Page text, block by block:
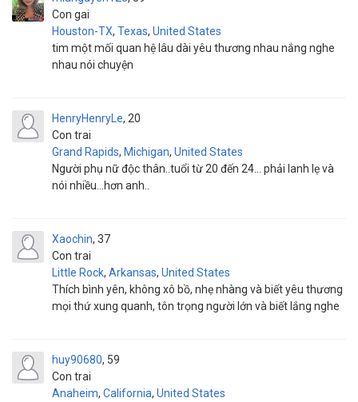
Con gai
Houston-TX, Texas, United States
tim một mối quan hệ lâu dài yêu thương nhau nắng nghe
nhau nói chuyện
HenryHenryLe
Con trai
20
Grand Rapids, Michigan, United States
Người phụ nữ độc thân..tuổi từ 20 đến 24... phải lanh lẹ và
nói nhiều...hơn anh..
Xaochin
Con trai
37
Little Rock, Arkansas, United States
Thích bình yên, không xô bồ, nhẹ nhàng và biết yêu thương
mọi thứ xung quanh, tôn trọng người lớn và biết lắng nghe
huy90680
Con trai
59
Anaheim, California, United States